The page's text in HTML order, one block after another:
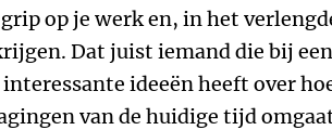
op je werk en, in het
Dat juist iemand die bij een
ideeën heeft over
van de huidige tijd